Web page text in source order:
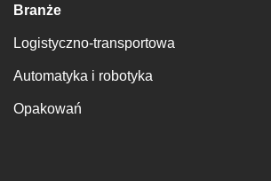
Branże
Logistyczno-transportowa
Automatyka i robotyka
Opakowań